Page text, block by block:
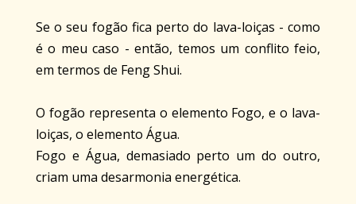
Se o seu fogão fica perto do lava-loiças - como
é o meu caso - então, temos um conflito feio,
em termos de Feng Shui.
O fogão representa o elemento Fogo, e o lava-
loiças, o elemento Água.
Fogo e Água, demasiado perto um do outro,
criam uma desarmonia energética.